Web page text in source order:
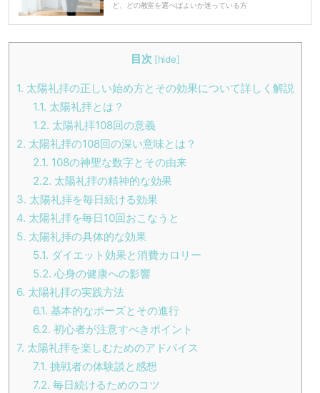
ど、どの教室を選べばよいか迷っている方
目次 [hide]
1. 太陽礼拝の正しい始め方とその効果について詳しく解説
1.1. 太陽礼拝とは？
1.2. 太陽礼拝108回の意義
2. 太陽礼拝の108回の深い意味とは？
2.1. 108の神聖な数字とその由来
2.2. 太陽礼拝の精神的な効果
3. 太陽礼拝を毎日続ける効果
4. 太陽礼拝を毎日10回おこなうと
5. 太陽礼拝の具体的な効果
5.1. ダイエット効果と消費カロリー
5.2. 心身の健康への影響
6. 太陽礼拝の実践方法
6.1. 基本的なポーズとその進行
6.2. 初心者が注意すべきポイント
7. 太陽礼拝を楽しむためのアドバイス
7.1. 挑戦者の体験談と感想
7.2. 毎日続けるためのコツ